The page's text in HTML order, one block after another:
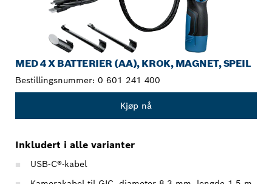
MED 4 X BATTERIER (AA), KROK, MAGNET, SPEIL
Bestillingsnummer: 0 601 241 400
Kjøp nå
Inkludert i alle varianter
USB-C®-kabel